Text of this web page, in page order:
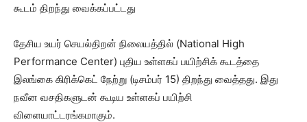
கூடம் திறந்து வைக்கப்பட்டது
​தேசிய உயர் செயல்திறன் நிலையத்தில் (National High
Performance Center) புதிய உள்ளகப் பயிற்சிக் கூடத்தை
இலங்கை கிரிக்கெட் நேற்று (டிசம்பர் 15) திறந்து வைத்தது. இது
நவீன வசதிகளுடன் கூடிய உள்ளகப் பயிற்சி
விளையாட்டரங்கமாகும்.